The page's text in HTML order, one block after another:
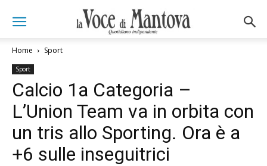
Home Sport
Sport
Calcio 1a Categoria –
L’Union Team va in orbita con
un tris allo Sporting. Ora è a
+6 sulle inseguitrici